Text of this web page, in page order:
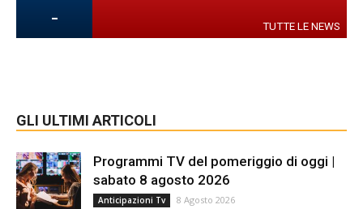
- TUTTE LE NEWS
GLI ULTIMI ARTICOLI
Programmi TV del pomeriggio di oggi |
sabato 8 agosto 2026
Anticipazioni Tv 8 Agosto 2026